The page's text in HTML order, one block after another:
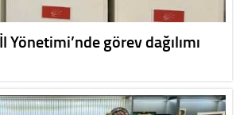
Yönetimi’nde görev dağılımı